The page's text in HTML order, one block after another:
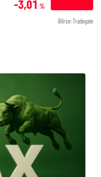
-3,01 %
Börse: Tradegate